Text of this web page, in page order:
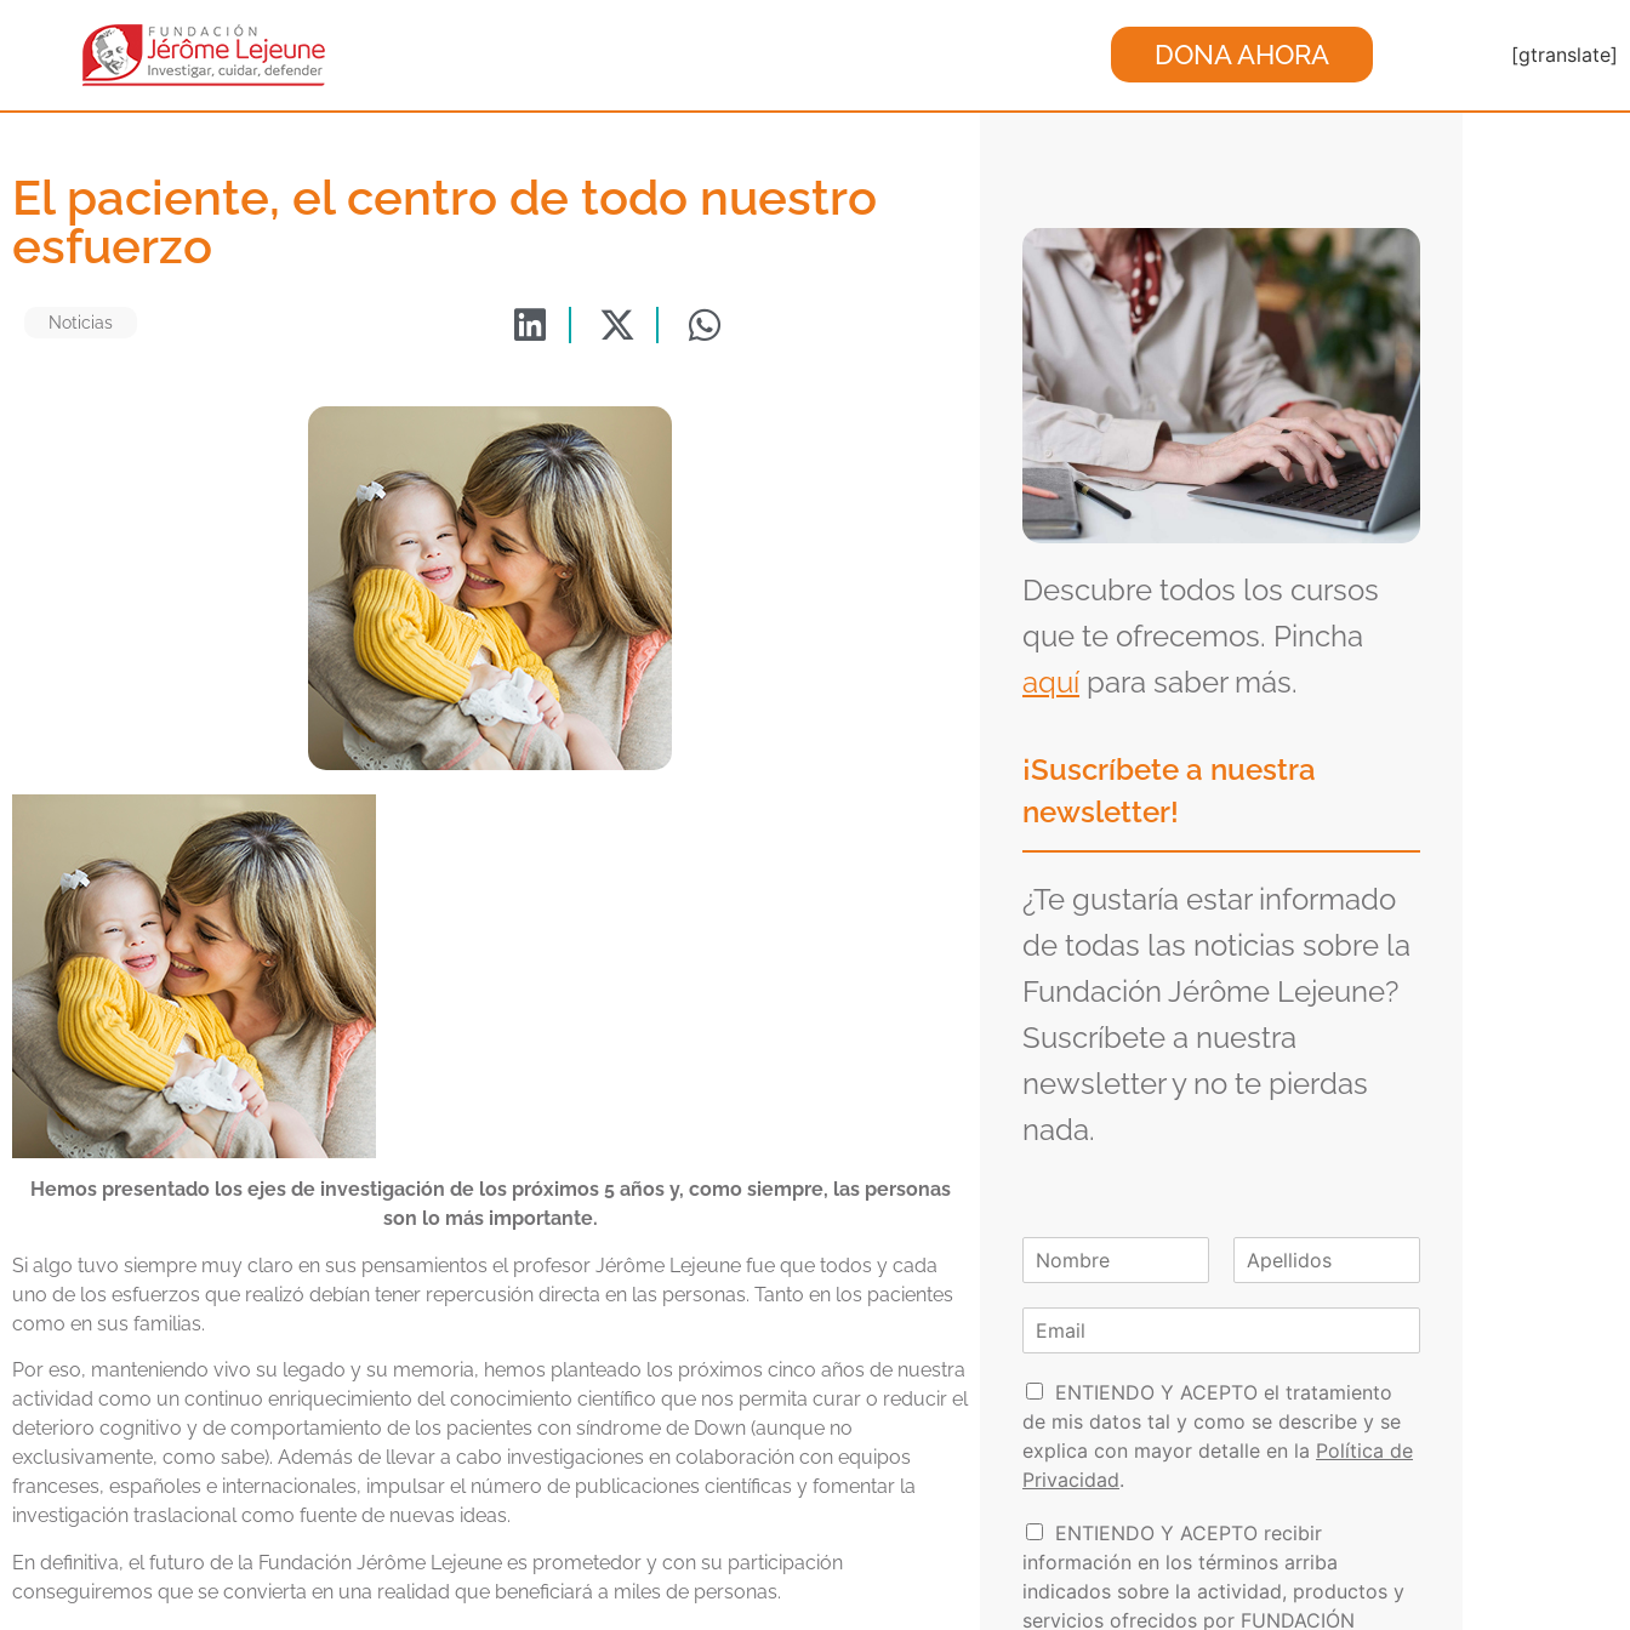
DONA AHORA [gtranslate]
El paciente, el centro de todo nuestro
esfuerzo
Noticias
Hemos presentado los ejes de investigación de los próximos 5 años y, como siempre, las personas
son lo más importante.
Si algo tuvo siempre muy claro en sus pensamientos el profesor Jérôme Lejeune fue que todos y cada
uno de los esfuerzos que realizó debían tener repercusión directa en las personas. Tanto en los pacientes
como en sus familias.
Por eso, manteniendo vivo su legado y su memoria, hemos planteado los próximos cinco años de nuestra
actividad como un continuo enriquecimiento del conocimiento científico que nos permita curar o reducir el
deterioro cognitivo y de comportamiento de los pacientes con síndrome de Down (aunque no
exclusivamente, como sabe). Además de llevar a cabo investigaciones en colaboración con equipos
franceses, españoles e internacionales, impulsar el número de publicaciones científicas y fomentar la
investigación traslacional como fuente de nuevas ideas.
En definitiva, el futuro de la Fundación Jérôme Lejeune es prometedor y con su participación
conseguiremos que se convierta en una realidad que beneficiará a miles de personas.
Descubre todos los cursos
que te ofrecemos. Pincha
aquí para saber más.
¡Suscríbete a nuestra
newsletter!
¿Te gustaría estar informado
de todas las noticias sobre la
Fundación Jérôme Lejeune?
Suscríbete a nuestra
newsletter y no te pierdas
nada.
*
o
b
e
p
l
i
o
s
r
e
e
l
c
t
r
P
o
l
í
t
c
a
d
e
ENTIENDO Y ACEPTO el tratamiento
de mis datos tal y como se describe y se
explica con mayor detalle en la Política de
Privacidad.
I
n
f
o
ENTIENDO Y ACEPTO recibir
información en los términos arriba
indicados sobre la actividad, productos y
servicios ofrecidos por FUNDACIÓN